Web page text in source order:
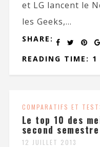
et LG lancent le
les Geeks,...
SHARE:
READING TIME: 1
COMPARATIFS ET
Le top 10 des
second
12 JUILLET 2013